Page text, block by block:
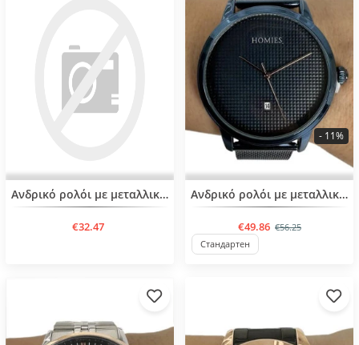
Ανδρικό ρολόι με μεταλλική αλυσίδα
€32.47
BESTSELLERΑνδρικό ρολόι με μεταλλική αλυσίδα
€49.86 €56.25
- 11%
Стандартен